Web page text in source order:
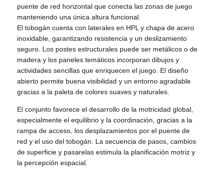
puente de red horizontal que conecta las zonas de juego
manteniendo una única altura funcional.
El tobogán cuenta con laterales en HPL y chapa de acero
inoxidable, garantizando resistencia y un deslizamiento
seguro. Los postes estructurales puede ser metálicos o de
madera y los paneles temáticos incorporan dibujos y
actividades sencillas que enriquecen el juego. El diseño
abierto permite buena visibilidad y un entorno agradable
gracias a la paleta de colores suaves y naturales.
El conjunto favorece el desarrollo de la motricidad global,
especialmente el equilibrio y la coordinación, gracias a la
rampa de acceso, los desplazamientos por el puente de
red y el uso del tobogán. La secuencia de pasos, cambios
de superficie y pasarelas estimula la planificación motriz y
la percepción espacial.